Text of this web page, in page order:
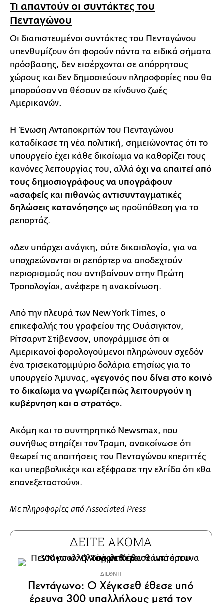
Τι απαντούν οι συντάκτες του
Πενταγώνου
Οι διαπιστευμένοι συντάκτες του Πενταγώνου
υπενθυμίζουν ότι φορούν πάντα τα ειδικά σήματα
πρόσβασης, δεν εισέρχονται σε απόρρητους
χώρους και δεν δημοσιεύουν πληροφορίες που θα
μπορούσαν να θέσουν σε κίνδυνο ζωές
Αμερικανών.
Η Ένωση Ανταποκριτών του Πενταγώνου
καταδίκασε τη νέα πολιτική, σημειώνοντας ότι το
υπουργείο έχει κάθε δικαίωμα να καθορίζει τους
κανόνες λειτουργίας του, αλλά όχι να απαιτεί από
τους δημοσιογράφους να υπογράφουν
«ασαφείς και πιθανώς αντισυνταγματικές
δηλώσεις κατανόησης» ως προϋπόθεση για το
ρεπορτάζ.
«Δεν υπάρχει ανάγκη, ούτε δικαιολογία, για να
υποχρεώνονται οι ρεπόρτερ να αποδεχτούν
περιορισμούς που αντιβαίνουν στην Πρώτη
Τροπολογία», ανέφερε η ανακοίνωση.
Από την πλευρά των New York Times, ο
επικεφαλής του γραφείου της Ουάσιγκτον,
Ρίτσαρντ Στίβενσον, υπογράμμισε ότι οι
Αμερικανοί φορολογούμενοι πληρώνουν σχεδόν
ένα τρισεκατομμύριο δολάρια ετησίως για το
υπουργείο Άμυνας, «γεγονός που δίνει στο κοινό
το δικαίωμα να γνωρίζει πώς λειτουργούν η
κυβέρνηση και ο στρατός».
Ακόμη και το συντηρητικό Newsmax, που
συνήθως στηρίζει τον Τραμπ, ανακοίνωσε ότι
θεωρεί τις απαιτήσεις του Πενταγώνου «περιττές
και υπερβολικές» και εξέφρασε την ελπίδα ότι «θα
επανεξεταστούν».
Με πληροφορίες από Associated Press
ΔΕΙΤΕ ΑΚΟΜΑ
ΔΙΕΘΝΗ
Πεντάγωνο: Ο Χέγκσεθ έθεσε υπό
έρευνα 300 υπαλλήλους μετά τον